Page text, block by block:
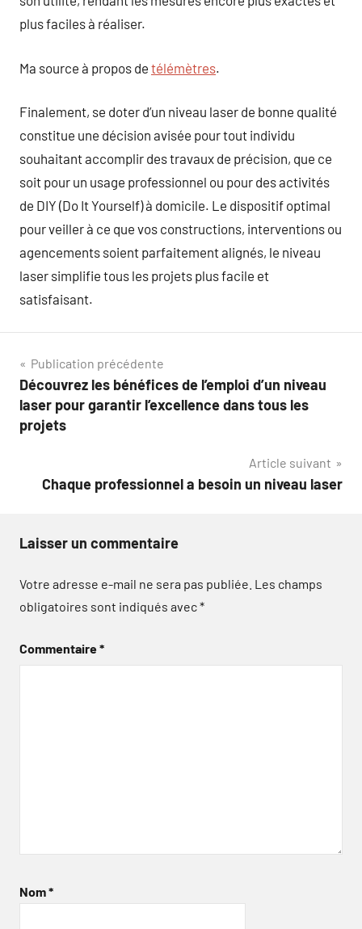
plus faciles à réaliser.
Ma source à propos de télémètres.
Finalement, se doter d’un niveau laser de bonne qualité
constitue une décision avisée pour tout individu
souhaitant accomplir des travaux de précision, que ce
soit pour un usage professionnel ou pour des activités
de DIY (Do It Yourself) à domicile. Le dispositif optimal
pour veiller à ce que vos constructions, interventions ou
agencements soient parfaitement alignés, le niveau
laser simplifie tous les projets plus facile et
satisfaisant.
Navigation
de
l’article
Publication précédente
Découvrez les bénéfices de l’emploi d’un niveau
laser pour garantir l’excellence dans tous les
projets
Article suivant
Chaque professionnel a besoin un niveau laser
Laisser un commentaire
Votre adresse e-mail ne sera pas publiée. Les champs
obligatoires sont indiqués avec*
Commentaire*
Nom*